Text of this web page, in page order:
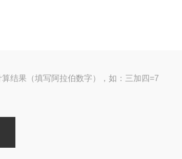
结果（填写阿拉伯数字），如：三加四=7